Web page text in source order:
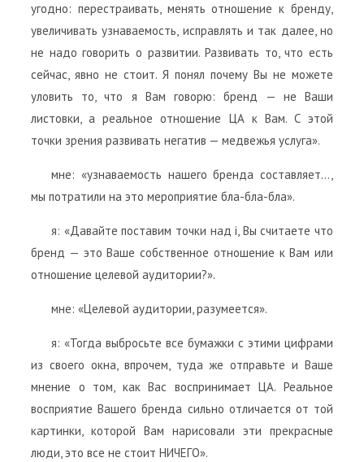
угодно: перестраивать, менять отношение к бренду,
увеличивать узнаваемость, исправлять и так далее, но
не надо говорить о развитии. Развивать то, что есть
сейчас, явно не стоит. Я понял почему Вы не можете
уловить то, что я Вам говорю: бренд — не Ваши
листовки, а реальное отношение ЦА к Вам. С этой
точки зрения развивать негатив — медвежья услуга».
мне: «узнаваемость нашего бренда составляет…,
мы потратили на это мероприятие бла-бла-бла».
я: «Давайте поставим точки над i, Вы считаете что
бренд — это Ваше собственное отношение к Вам или
отношение целевой аудитории?».
мне: «Целевой аудитории, разумеется».
я: «Тогда выбросьте все бумажки с этими цифрами
из своего окна, впрочем, туда же отправьте и Ваше
мнение о том, как Вас воспринимает ЦА. Реальное
восприятие Вашего бренда сильно отличается от той
картинки, которой Вам нарисовали эти прекрасные
люди, это все не стоит НИЧЕГО».